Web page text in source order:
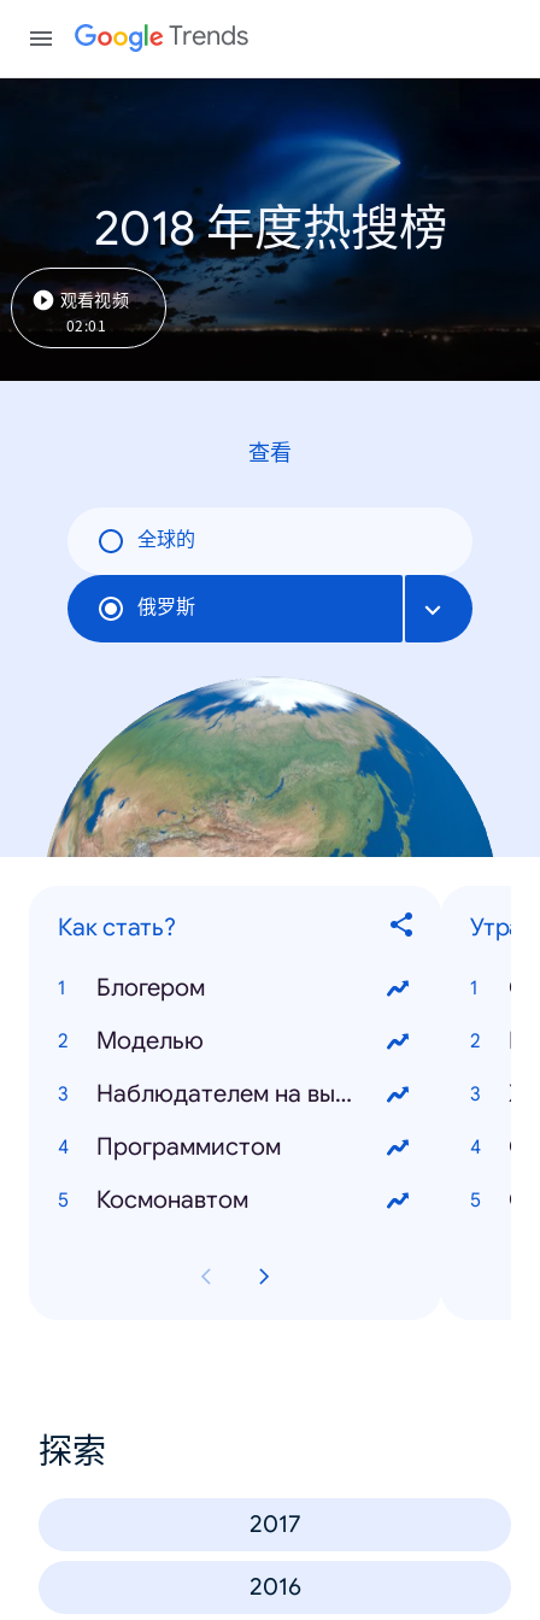
Trends
2018 年度热搜榜
观看视频
02:01
查看
全球的
俄罗斯
Как стать?
Блогером
Моделью
Наблюдателем на выборах
Программистом
Космонавтом
探索
2017
2016